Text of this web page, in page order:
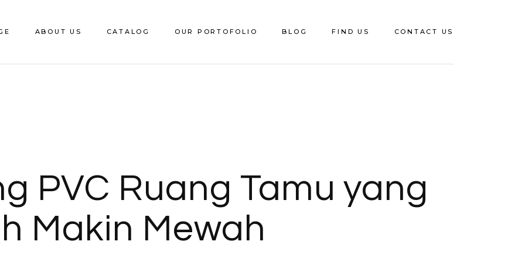
ABOUT US CATALOG
Saca
OUR PORTOFOLIO BLOG FIND US CONTACT US
PVC Ruang Tamu yang
Makin Mewah